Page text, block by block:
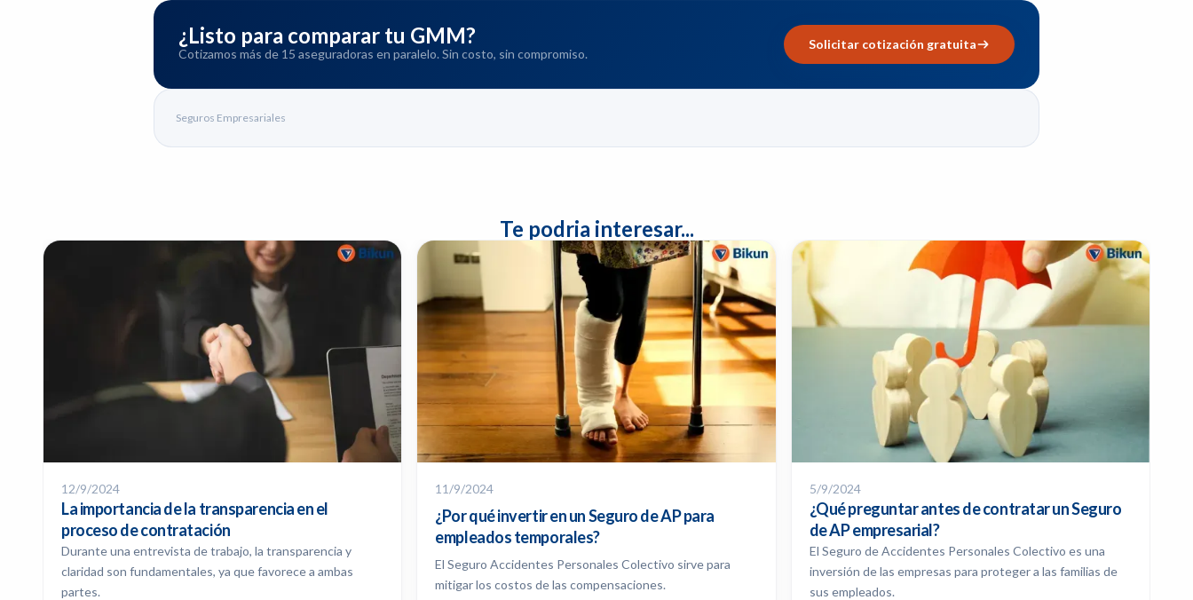
¿Listo para comparar tu GMM?
Cotizamos más de 15 aseguradoras en paralelo. Sin costo, sin compromiso.
Solicitar cotización gratuita
Seguros Empresariales
Te podria interesar...
12/9/2024
La importancia de la transparencia en el
proceso de contratación
Durante una entrevista de trabajo, la transparencia y
claridad son fundamentales, ya que favorece a ambas
partes.
11/9/2024
¿Por qué invertir en un Seguro de AP para
empleados temporales?
El Seguro Accidentes Personales Colectivo sirve para
mitigar los costos de las compensaciones.
5/9/2024
¿Qué preguntar antes de contratar un Seguro
de AP empresarial?
El Seguro de Accidentes Personales Colectivo es una
inversión de las empresas para proteger a las familias de
sus empleados.